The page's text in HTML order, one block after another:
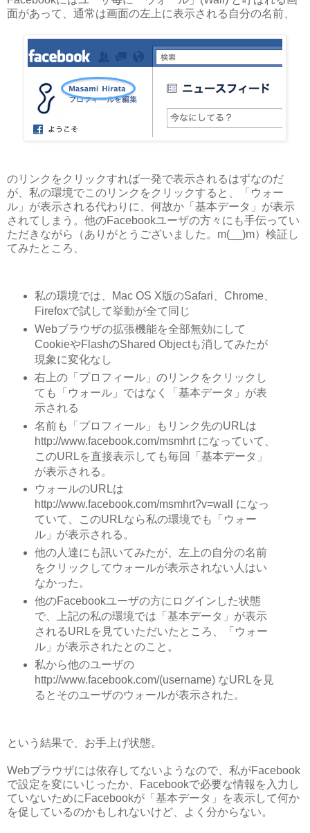
面があって、通常は画面の左上に表示される自分の名前、
のリンクをクリックすれば一発で表示されるはずなのだ
が、私の環境でこのリンクをクリックすると、「ウォー
ル」が表示される代わりに、何故か「基本データ」が表示
されてしまう。他のFacebookユーザの方々にも手伝ってい
ただきながら（ありがとうございました。m(__)m）検証し
てみたところ、
私の環境では、Mac OS X版のSafari、Chrome、
Firefoxで試して挙動が全て同じ
Webブラウザの拡張機能を全部無効にして
CookieやFlashのShared Objectも消してみたが
現象に変化なし
右上の「プロフィール」のリンクをクリックし
ても「ウォール」ではなく「基本データ」が表
示される
名前も「プロフィール」もリンク先のURLは
http://www.facebook.com/msmhrt になっていて、
このURLを直接表示しても毎回「基本データ」
が表示される。
ウォールのURLは
http://www.facebook.com/msmhrt?v=wall になっ
ていて、このURLなら私の環境でも「ウォー
ル」が表示される。
他の人達にも訊いてみたが、左上の自分の名前
をクリックしてウォールが表示されない人はい
なかった。
他のFacebookユーザの方にログインした状態
で、上記の私の環境では「基本データ」が表示
されるURLを見ていただいたところ、「ウォー
ル」が表示されたとのこと。
私から他のユーザの
http://www.facebook.com/(username) なURLを見
るとそのユーザのウォールが表示された。
という結果で、お手上げ状態。
Webブラウザには依存してないようなので、私がFacebook
で設定を変にいじったか、Facebookで必要な情報を入力し
ていないためにFacebookが「基本データ」を表示して何か
を促しているのかもしれないけど、よく分からない。